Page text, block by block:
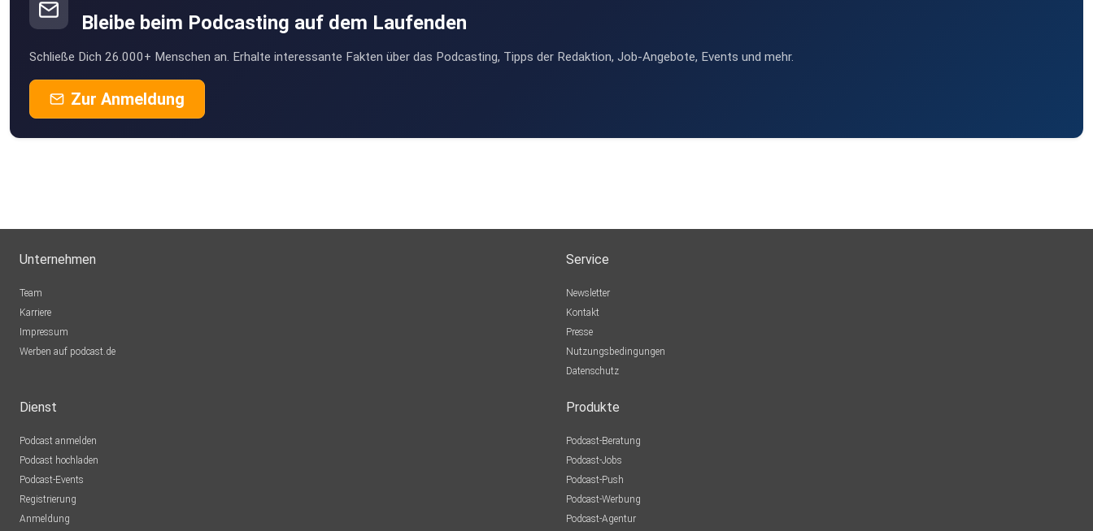
Bleibe beim Podcasting auf dem Laufenden
Schließe Dich 26.000+ Menschen an. Erhalte interessante Fakten über das Podcasting, Tipps der Redaktion, Job-Angebote, Events und mehr.
Zur Anmeldung
Unternehmen
Team
Karriere
Impressum
Werben auf podcast.de
Service
Newsletter
Kontakt
Presse
Nutzungsbedingungen
Datenschutz
Dienst
Podcast anmelden
Podcast hochladen
Podcast-Events
Registrierung
Anmeldung
Produkte
Podcast-Beratung
Podcast-Jobs
Podcast-Push
Podcast-Werbung
Podcast-Agentur